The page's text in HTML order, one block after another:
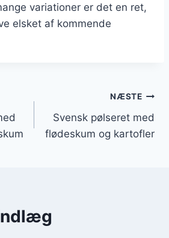
variationer er det en ret,
elsket af kommende
NÆSTE
Svensk pølseret med
flødeskum og kartofler